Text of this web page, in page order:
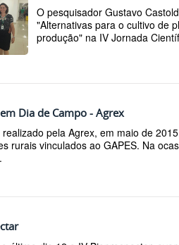
O pesquisador Gustavo
"Alternativas para o cultivo de
produção" na IV Jornada
Dia de Campo - Agrex
pela Agrex, em maio de
rurais vinculados ao GAPES. Na